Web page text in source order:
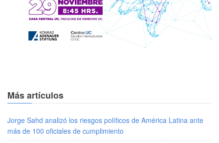
Más artículos
Jorge Sahd analizó los riesgos políticos de América Latina ante
más de 100 oficiales de cumplimiento